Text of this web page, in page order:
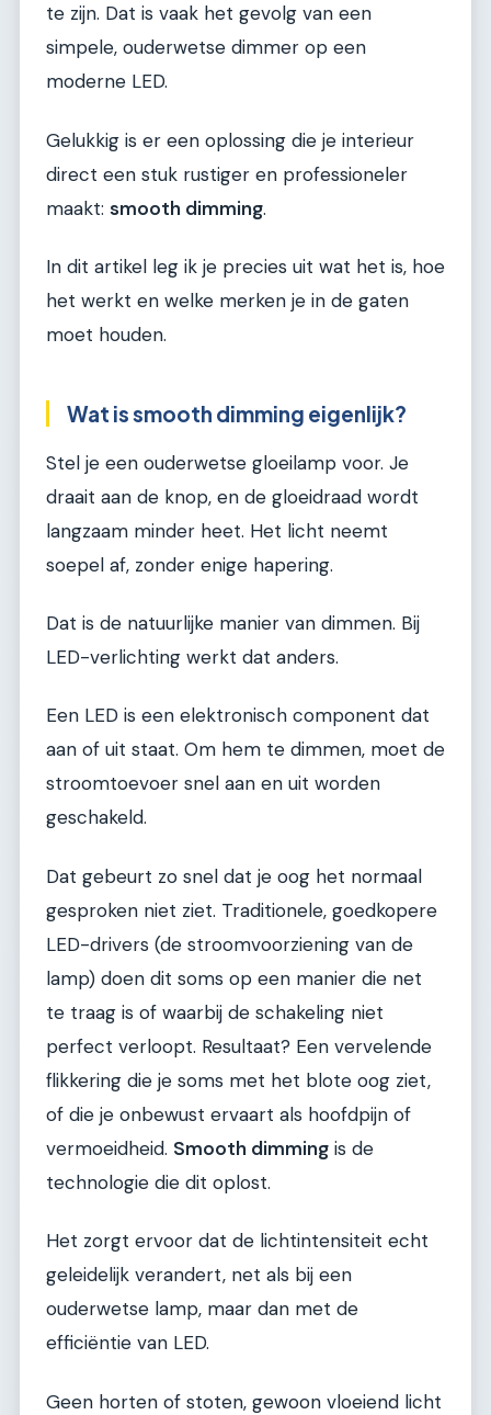
te zijn. Dat is vaak het gevolg van een
simpele, ouderwetse dimmer op een
moderne LED.
Gelukkig is er een oplossing die je interieur
direct een stuk rustiger en professioneler
maakt: smooth dimming.
In dit artikel leg ik je precies uit wat het is, hoe
het werkt en welke merken je in de gaten
moet houden.
Wat is smooth dimming eigenlijk?
Stel je een ouderwetse gloeilamp voor. Je
draait aan de knop, en de gloeidraad wordt
langzaam minder heet. Het licht neemt
soepel af, zonder enige hapering.
Dat is de natuurlijke manier van dimmen. Bij
LED-verlichting werkt dat anders.
Een LED is een elektronisch component dat
aan of uit staat. Om hem te dimmen, moet de
stroomtoevoer snel aan en uit worden
geschakeld.
Dat gebeurt zo snel dat je oog het normaal
gesproken niet ziet. Traditionele, goedkopere
LED-drivers (de stroomvoorziening van de
lamp) doen dit soms op een manier die net
te traag is of waarbij de schakeling niet
perfect verloopt. Resultaat? Een vervelende
flikkering die je soms met het blote oog ziet,
of die je onbewust ervaart als hoofdpijn of
vermoeidheid. Smooth dimming is de
technologie die dit oplost.
Het zorgt ervoor dat de lichtintensiteit echt
geleidelijk verandert, net als bij een
ouderwetse lamp, maar dan met de
efficiëntie van LED.
Geen horten of stoten, gewoon vloeiend licht